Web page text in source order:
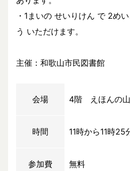
・1まいの せいりけん で 2め
う いただけます。
主催：和歌山市民図書館
会場 4階 えほんの山
時間 11時から11時25
参加費 無料